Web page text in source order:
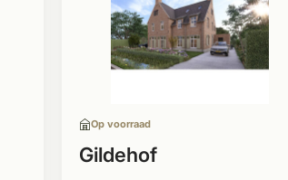
Op voorraad
Gildehof